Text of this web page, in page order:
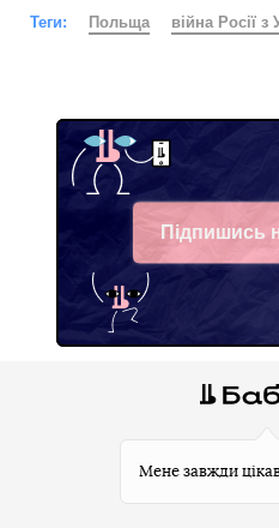
Теги: Польща війна Росії з
Підпишись
Telegram
Мене завжди